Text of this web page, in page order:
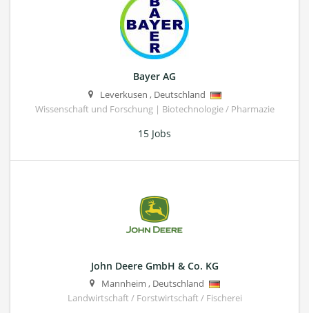
Bayer AG
Leverkusen , Deutschland
Wissenschaft und Forschung | Biotechnologie / Pharmazie
15 Jobs
John Deere GmbH & Co. KG
Mannheim , Deutschland
Landwirtschaft / Forstwirtschaft / Fischerei